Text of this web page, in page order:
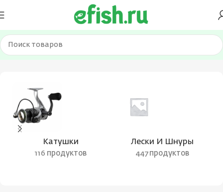
Главная Товар Вес приманки 22
Катушки
116 продуктов
Лески И Шнуры
447 продуктов